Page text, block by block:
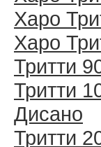
Харо
Харо
Тритти
Тритти
Дисано
Тритти